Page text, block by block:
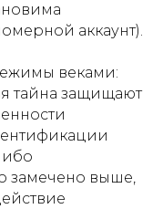
аккаунт).
веками:
тайна защищают
ибо
замечено выше,